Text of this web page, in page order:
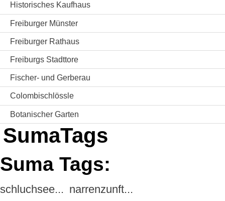
Historisches Kaufhaus
Freiburger Münster
Freiburger Rathaus
Freiburgs Stadttore
Fischer- und Gerberau
Colombischlössle
Botanischer Garten
SumaTags
Suma Tags:
schluchsee... narrenzunft...